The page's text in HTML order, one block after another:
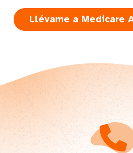
Llévame a Medicare